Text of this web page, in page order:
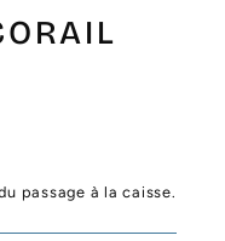
passage à la caisse.